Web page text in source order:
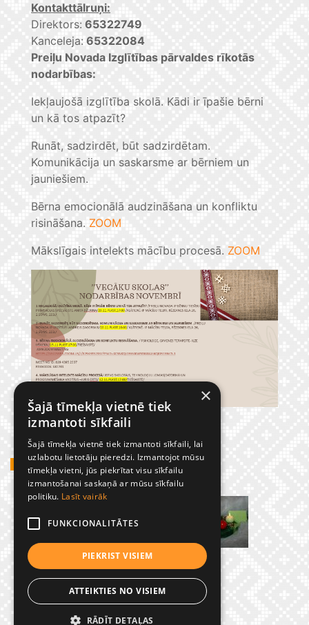
Kontakttālruņi:
Direktors: 65322749
Kanceleja: 65322084
Preiļu Novada Izglītības pārvaldes rīkotās
nodarbības:
Iekļaujošā izglītība skolā. Kādi ir īpašie bērni
un kā tos atpazīt?
Runāt, sadzirdēt, būt sadzirdētam.
Komunikācija un saskarsme ar bērniem un
jauniešiem.
Bērna emocionālā audzināšana un konfliktu
risināšana. ZOOM
Mākslīgais intelekts mācību procesā. ZOOM
GADĪJUMBILDES
×
Šajā tīmekļa vietnē tiek
izmantoti sīkfaili
Šajā tīmekļa vietnē tiek izmantoti sīkfaili, lai
uzlabotu lietotāju pieredzi. Izmantojot mūsu
tīmekļa vietni, jūs piekrītat visu sīkfailu
izmantošanai saskaņā ar mūsu sīkfailu
politiku. Lasīt vairāk
FUNKCIONALITĀTES
PIEKRIST VISIEM
ATTEIKTIES NO VISIEM
RĀDĪT DETAĻAS